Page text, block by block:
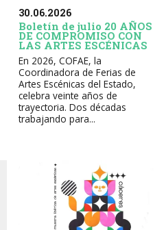
30.06.2026
Boletín de julio 20 AÑOS
DE COMPROMISO CON
LAS ARTES ESCÉNICAS
En 2026, COFAE, la
Coordinadora de Ferias de
Artes Escénicas del Estado,
celebra veinte años de
trayectoria. Dos décadas
trabajando para...